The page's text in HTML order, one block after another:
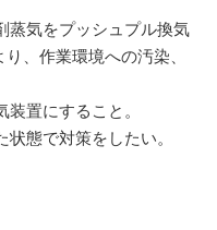
蒸気をプッシュプル換気
、作業環境への汚染、
置にすること。
態で対策をしたい。